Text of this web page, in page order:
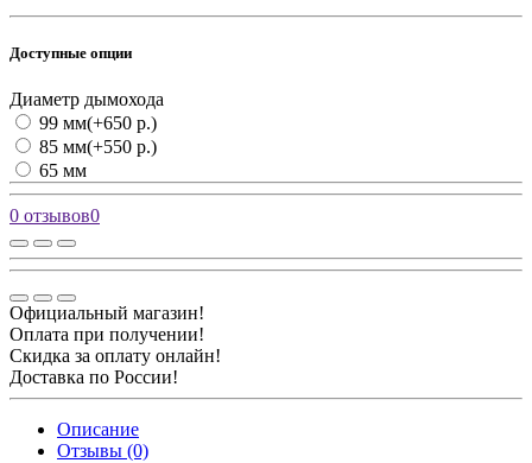
Доступные опции
Диаметр дымохода
99 мм(+650 р.)
85 мм(+550 р.)
65 мм
0 отзывов0
Официальный магазин!
Оплата при получении!
Скидка за оплату онлайн!
Доставка по России!
Описание
Отзывы (0)